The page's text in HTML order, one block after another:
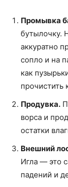
Промывка
бутылочку.
аккуратно
сопло и на
как
прочистить
Продувка.
ворса и
остатки
Внешний
Игла — это
падений и